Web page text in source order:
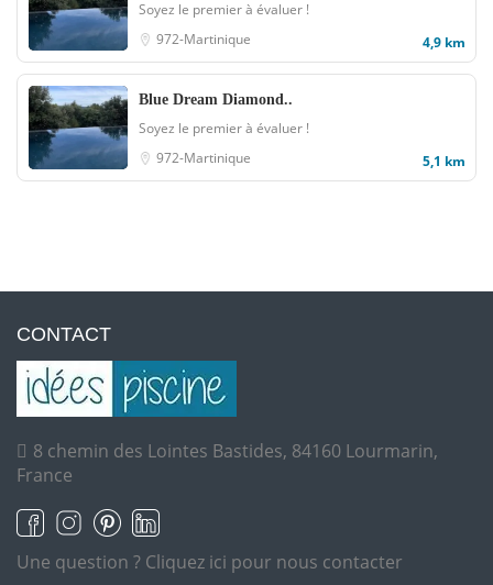
Soyez le premier à évaluer !
972-Martinique
4,9 km
Blue Dream Diamond..
Soyez le premier à évaluer !
972-Martinique
5,1 km
CONTACT
8 chemin des Lointes Bastides, 84160 Lourmarin,
France
Une question ? Cliquez ici pour nous contacter